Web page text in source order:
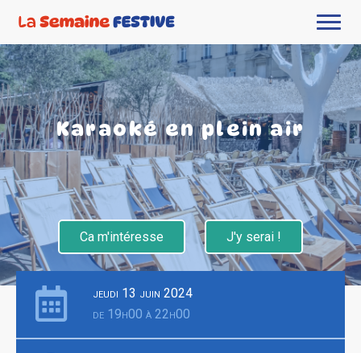
Karaoké en plein air
Ca m'intéresse J'y serai !
jeudi 13 juin 2024
de 19h00 à 22h00